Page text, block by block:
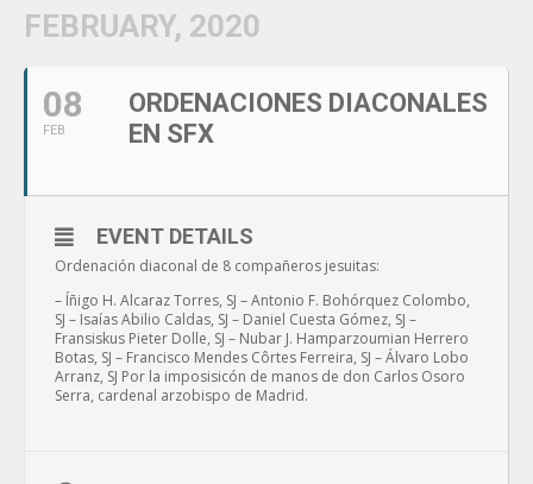
FEBRUARY, 2020
08
FEB
ORDENACIONES DIACONALES
EN SFX
EVENT DETAILS
Ordenación diaconal de 8 compañeros jesuitas:
– Íñigo H. Alcaraz Torres, SJ – Antonio F. Bohórquez Colombo,
SJ – Isaías Abilio Caldas, SJ – Daniel Cuesta Gómez, SJ –
Fransiskus Pieter Dolle, SJ – Nubar J. Hamparzoumian Herrero
Botas, SJ – Francisco Mendes Côrtes Ferreira, SJ – Álvaro Lobo
Arranz, SJ Por la imposisicón de manos de don Carlos Osoro
Serra, cardenal arzobispo de Madrid.